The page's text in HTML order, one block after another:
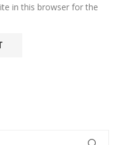
in this browser for the